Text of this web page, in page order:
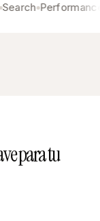
Performance
para tu